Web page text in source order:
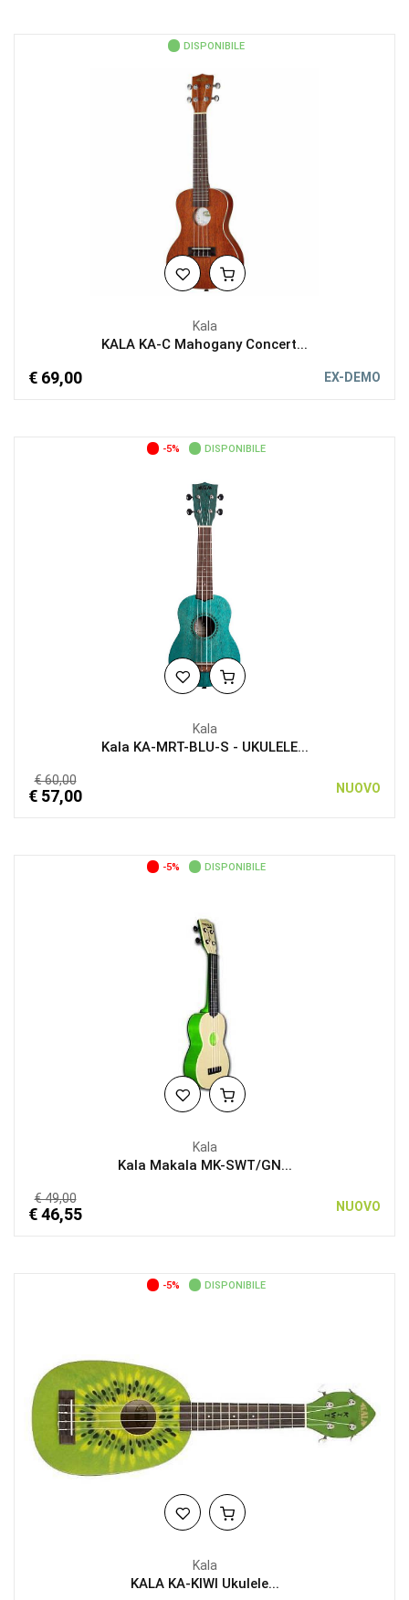
DISPONIBILE
Kala
KALA KA-C Mahogany Concert...
€ 69,00 EX-DEMO
-5% DISPONIBILE
Kala
Kala KA-MRT-BLU-S - UKULELE...
€ 60,00
€ 57,00 NUOVO
-5% DISPONIBILE
Kala
Kala Makala MK-SWT/GN...
€ 49,00
€ 46,55 NUOVO
-5% DISPONIBILE
Kala
KALA KA-KIWI Ukulele...